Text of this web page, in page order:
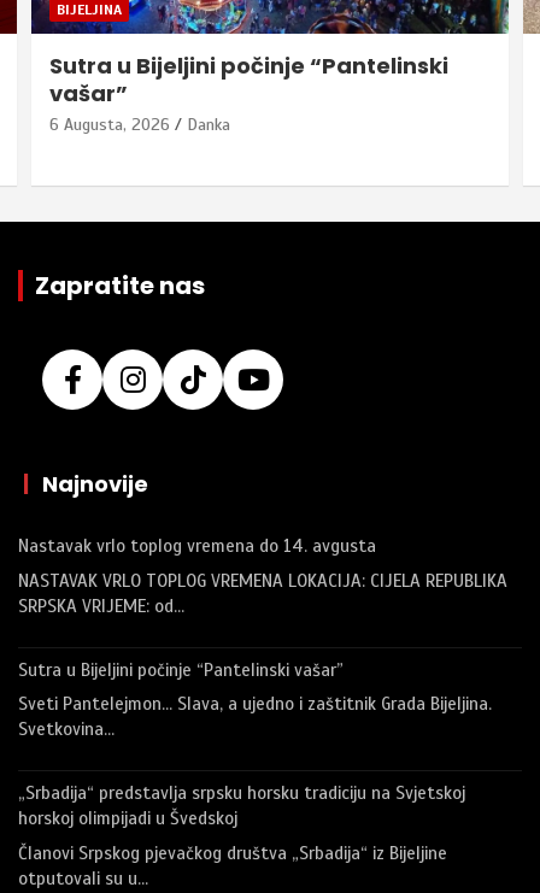
BIJELJINA
Sutra u Bijeljini počinje “Pantelinski
vašar”
6 Augusta, 2026 Danka
Zapratite nas
| Najnovije
Nastavak vrlo toplog vremena do 14. avgusta
NASTAVAK VRLO TOPLOG VREMENA LOKACIJA: CIJELA REPUBLIKA
SRPSKA VRIJEME: od…
Sutra u Bijeljini počinje “Pantelinski vašar”
Sveti Pantelejmon… Slava, a ujedno i zaštitnik Grada Bijeljina.
Svetkovina…
„Srbadija“ predstavlja srpsku horsku tradiciju na Svjetskoj
horskoj olimpijadi u Švedskoj
Članovi Srpskog pjevačkog društva „Srbadija“ iz Bijeljine
otputovali su u…